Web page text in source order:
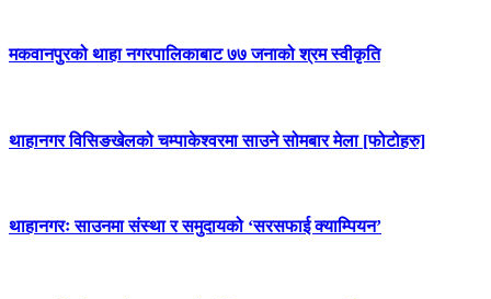
मकवानपुरको थाहा नगरपालिकाबाट ७७ जनाको श्रम स्वीकृति
थाहानगर विसिङखेलको चम्पाकेश्वरमा साउने सोमबार मेला [फोटोहरु]
थाहानगरः साउनमा संस्था र समुदायको ‘सरसफाई क्याम्पियन’